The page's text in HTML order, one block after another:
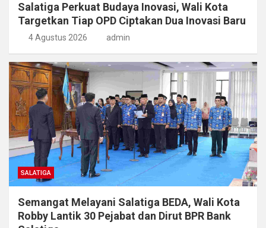
Salatiga Perkuat Budaya Inovasi, Wali Kota
Targetkan Tiap OPD Ciptakan Dua Inovasi Baru
4 Agustus 2026 admin
SALATIGA
Semangat Melayani Salatiga BEDA, Wali Kota
Robby Lantik 30 Pejabat dan Dirut BPR Bank